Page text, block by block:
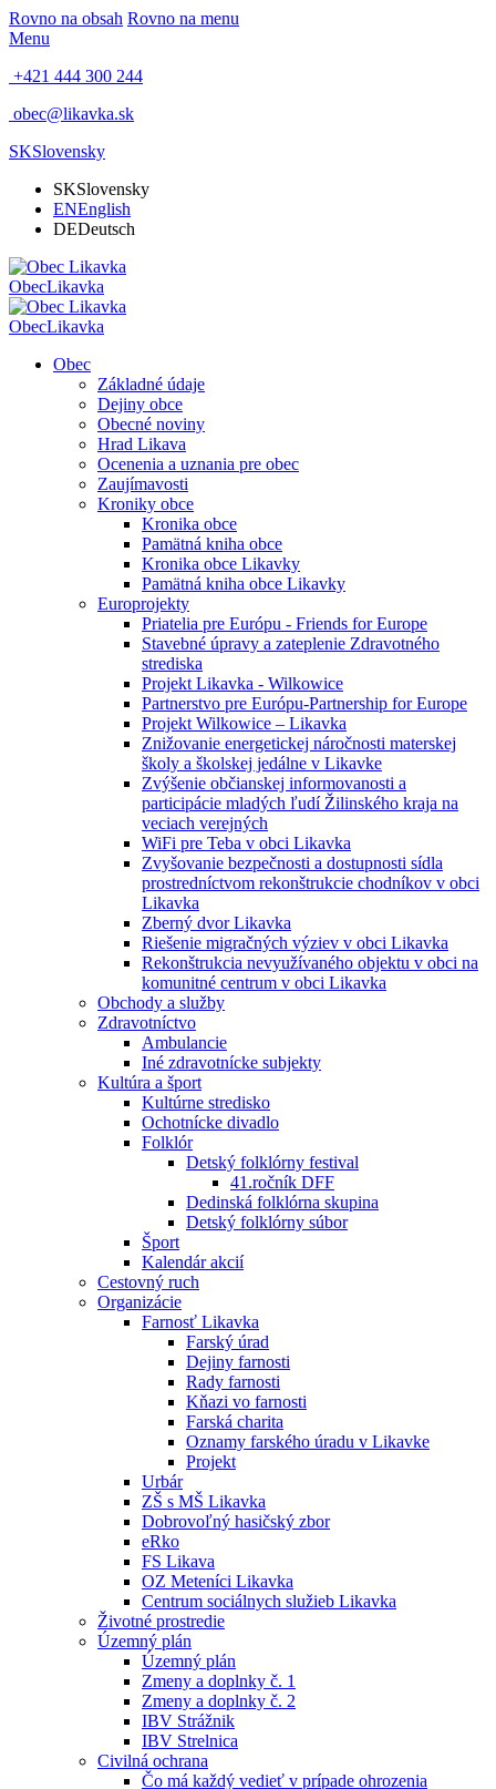
Rovno na obsah Rovno na menu
Menu
+421 444 300 244
obec@likavka.sk
SKSlovensky
SKSlovensky
ENEnglish
DEDeutsch
ObecLikavka
ObecLikavka
Obec
Základné údaje
Dejiny obce
Obecné noviny
Hrad Likava
Ocenenia a uznania pre obec
Zaujímavosti
Kroniky obce
Kronika obce
Pamätná kniha obce
Kronika obce Likavky
Pamätná kniha obce Likavky
Europrojekty
Priatelia pre Európu - Friends for Europe
Stavebné úpravy a zateplenie Zdravotného
strediska
Projekt Likavka - Wilkowice
Partnerstvo pre Európu-Partnership for Europe
Projekt Wilkowice – Likavka
Znižovanie energetickej náročnosti materskej
školy a školskej jedálne v Likavke
Zvýšenie občianskej informovanosti a
participácie mladých ľudí Žilinského kraja na
veciach verejných
WiFi pre Teba v obci Likavka
Zvyšovanie bezpečnosti a dostupnosti sídla
prostredníctvom rekonštrukcie chodníkov v obci
Likavka
Zberný dvor Likavka
Riešenie migračných výziev v obci Likavka
Rekonštrukcia nevyužívaného objektu v obci na
komunitné centrum v obci Likavka
Obchody a služby
Zdravotníctvo
Ambulancie
Iné zdravotnícke subjekty
Kultúra a šport
Kultúrne stredisko
Ochotnícke divadlo
Folklór
Detský folklórny festival
41.ročník DFF
Dedinská folklórna skupina
Detský folklórny súbor
Šport
Kalendár akcií
Cestovný ruch
Organizácie
Farnosť Likavka
Farský úrad
Dejiny farnosti
Rady farnosti
Kňazi vo farnosti
Farská charita
Oznamy farského úradu v Likavke
Projekt
Urbár
ZŠ s MŠ Likavka
Dobrovoľný hasičský zbor
eRko
FS Likava
OZ Meteníci Likavka
Centrum sociálnych služieb Likavka
Životné prostredie
Územný plán
Územný plán
Zmeny a doplnky č. 1
Zmeny a doplnky č. 2
IBV Strážnik
IBV Strelnica
Civilná ochrana
Čo má každý vedieť v prípade ohrozenia